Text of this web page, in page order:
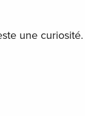
une curiosité.